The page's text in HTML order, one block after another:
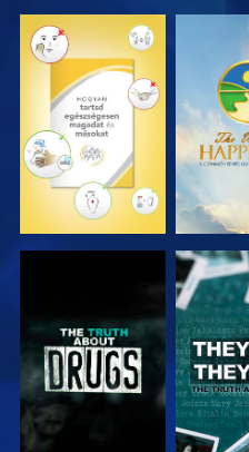
MŰSORNÉZÉS
MŰSORNÉZÉS